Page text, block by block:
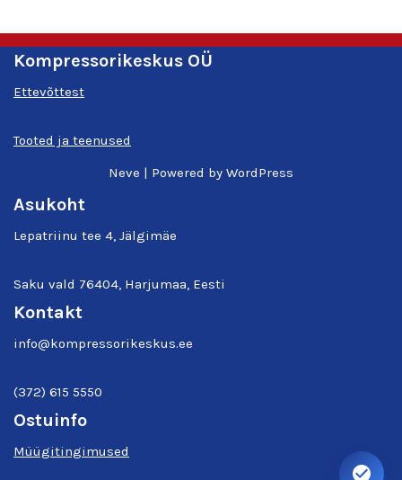
Kompressorikeskus OÜ
Ettevõttest
Tooted ja teenused
Neve | Powered by WordPress
Asukoht
Lepatriinu tee 4, Jälgimäe
Saku vald 76404, Harjumaa, Eesti
Kontakt
info@kompressorikeskus.ee
(372) 615 5550
Ostuinfo
Müügitingimused